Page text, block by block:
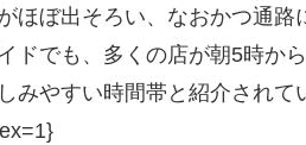
ほぼ出そろい、なおかつ通
ドでも、多くの店が朝5時か
みやすい時間帯と紹介されて